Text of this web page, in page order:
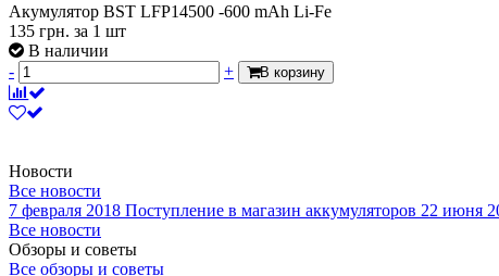
Акумулятор BST LFP14500 -600 mAh Li-Fe
135 грн. за 1 шт
В наличии
-
+ В корзину
Новости
Все новости
7 февраля 2018 Поступление в магазин аккумуляторов 22 июня
Все новости
Обзоры и советы
Все обзоры и советы